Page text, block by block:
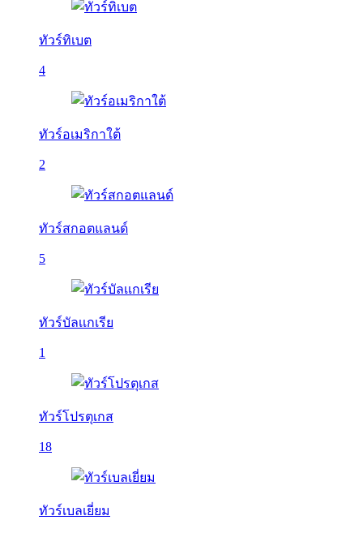
ทัวร์ทิเบต
4
ทัวร์อเมริกาใต้
2
ทัวร์สกอตแลนด์
5
ทัวร์บัลเเกเรีย
1
ทัวร์โปรตุเกส
18
ทัวร์เบลเยี่ยม